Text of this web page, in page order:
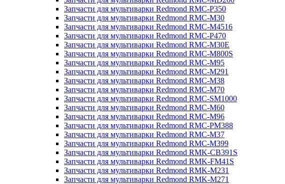
Запчасти для мультиварки Redmond RMC-P350
Запчасти для мультиварки Redmond RMC-M30
Запчасти для мультиварки Redmond RMC-M4516
Запчасти для мультиварки Redmond RMC-P470
Запчасти для мультиварки Redmond RMC-M30E
Запчасти для мультиварки Redmond RMC-M800S
Запчасти для мультиварки Redmond RMC-M95
Запчасти для мультиварки Redmond RMC-M291
Запчасти для мультиварки Redmond RMC-M38
Запчасти для мультиварки Redmond RMC-M70
Запчасти для мультиварки Redmond RMC-SM1000
Запчасти для мультиварки Redmond RMC-M60
Запчасти для мультиварки Redmond RMC-M96
Запчасти для мультиварки Redmond RMC-PM388
Запчасти для мультиварки Redmond RMC-M37
Запчасти для мультиварки Redmond RMC-M399
Запчасти для мультиварки Redmond RMK-CB391S
Запчасти для мультиварки Redmond RMK-FM41S
Запчасти для мультиварки Redmond RMK-M231
Запчасти для мультиварки Redmond RMK-M271